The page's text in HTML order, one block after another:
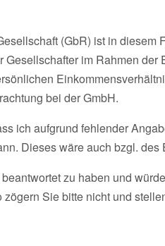
(GbR) ist in
im Rahmen
bei der GmbH.
ich aufgrund fehlender
Dieses wäre auch bzgl.
zu haben und
Sie bitte nicht und